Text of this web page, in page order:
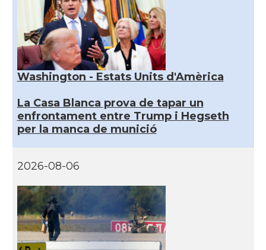
Washington - Estats Units d'Amèrica
La Casa Blanca prova de tapar un
enfrontament entre Trump i Hegseth
per la manca de munició
2026-08-06